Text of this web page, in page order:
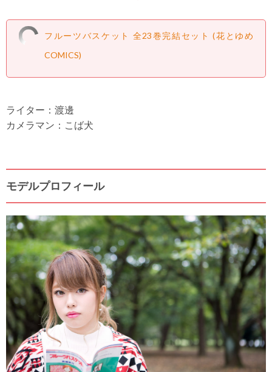
フルーツバスケット 全23巻完結セット (花とゆめ
COMICS)
ライター：渡邊
カメラマン：こば犬
モデルプロフィール